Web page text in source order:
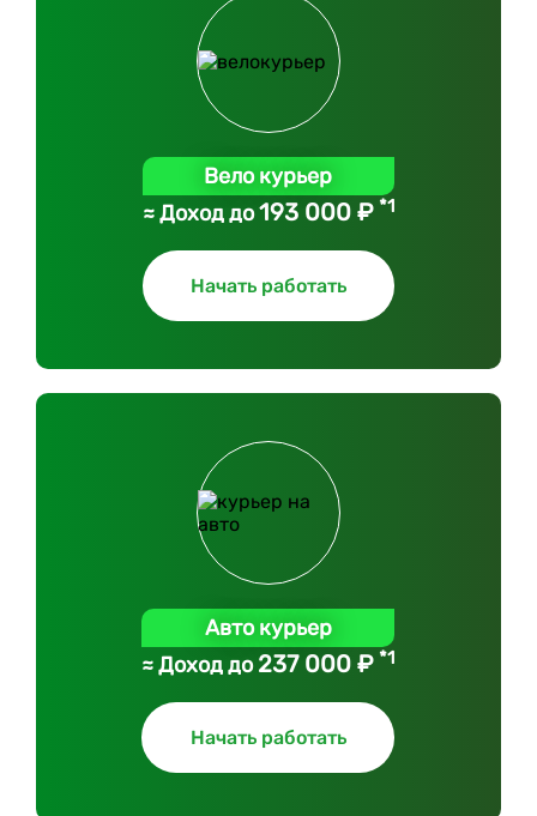
Вело курьер
≈ Доход до193 000 ₽ *1
Начать работать
Авто курьер
≈ Доход до237 000 ₽ *1
Начать работать